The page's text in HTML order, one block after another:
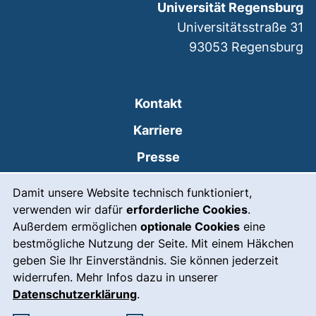
Damit unsere Website technisch funktioniert,
verwenden wir dafür erforderliche Cookies.
Außerdem ermöglichen optionale Cookies eine
bestmögliche Nutzung der Seite. Mit einem Häkchen
geben Sie Ihr Einverständnis. Sie können jederzeit
widerrufen. Mehr Infos dazu in unserer
Datenschutzerklärung.
Kontakt
Karriere
Presse
Leichte Sprache
Gebärdensprache
Notfall(externer Link, öffnet
Impressum
Universität Regensburg
Universitätsstraße 31
93053 Regensburg